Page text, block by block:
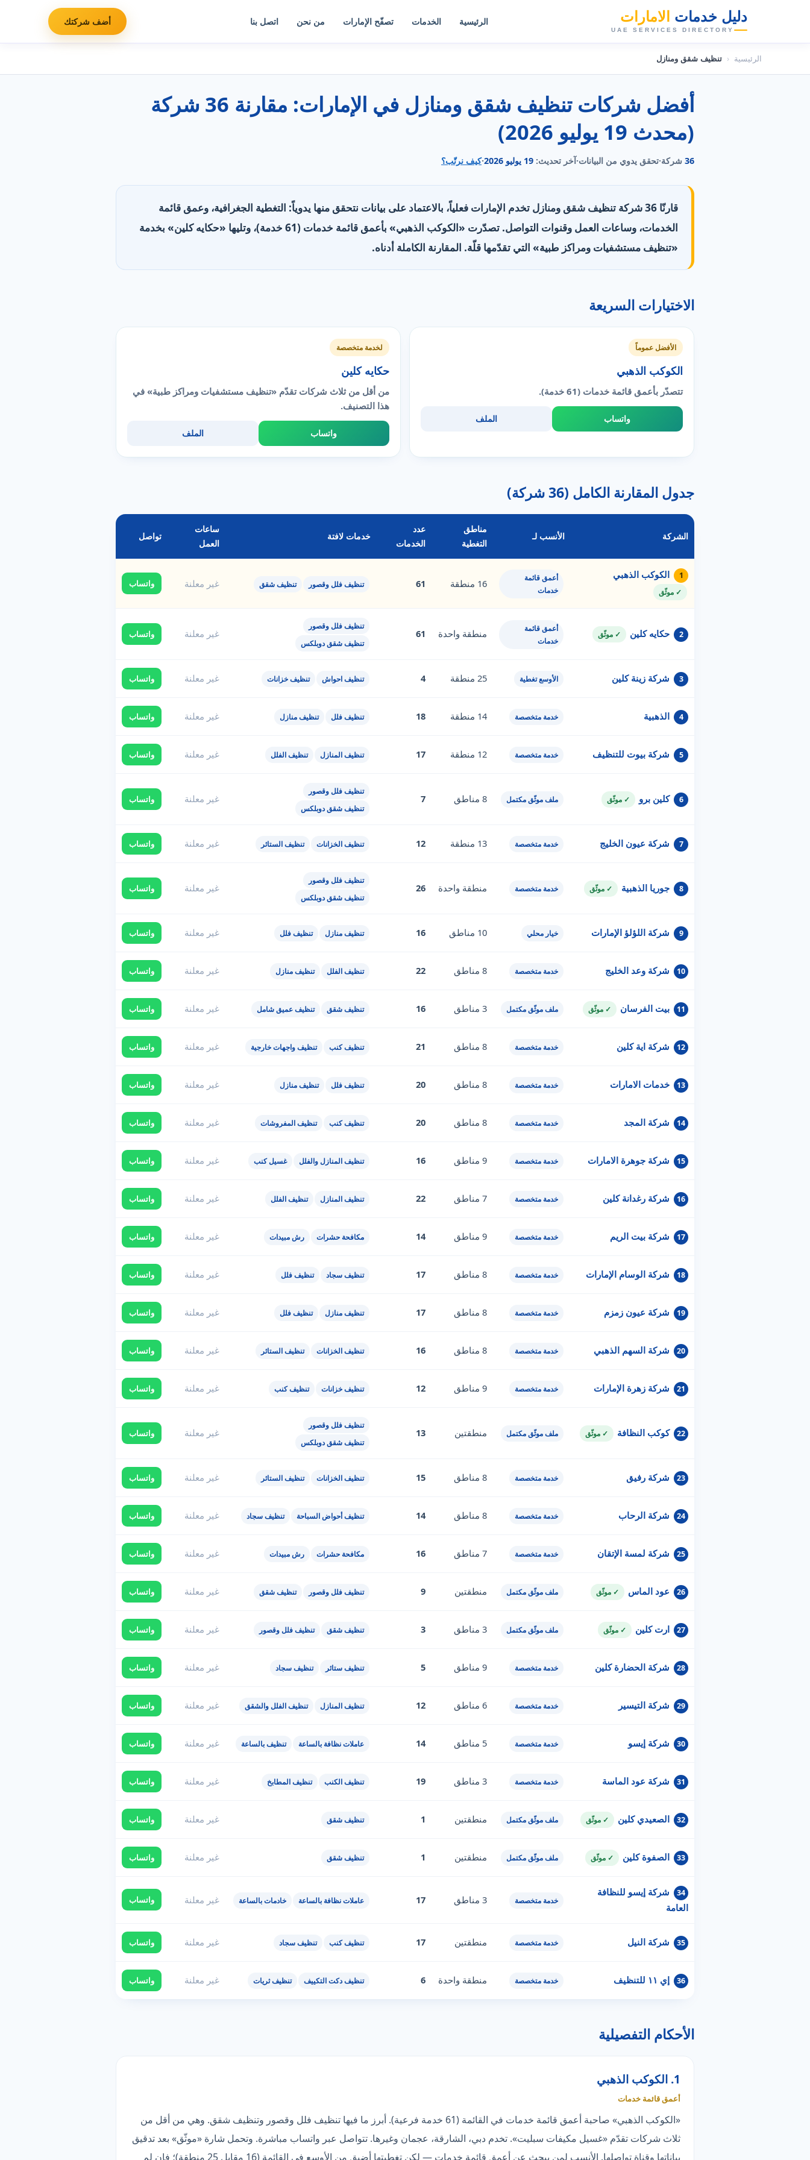
دليل خدمات الامارات
UAE SERVICES DIRECTORY
الرئيسية الخدمات تصفّح الإمارات من نحن اتصل بنا أضف شركتك
الرئيسية ‹ تنظيف شقق ومنازل
أفضل شركات تنظيف شقق ومنازل في الإمارات: مقارنة 36 شركة
(محدث 19 يوليو 2026)
36 شركة·تحقق يدوي من البيانات·آخر تحديث: 19 يوليو 2026 ·كيف نرتّب؟
قارنّا 36 شركة تنظيف شقق ومنازل تخدم الإمارات فعلياً، بالاعتماد على بيانات نتحقق منها يدوياً: التغطية الجغرافية، وعمق قائمة
الخدمات، وساعات العمل وقنوات التواصل. تصدّرت «الكوكب الذهبي» بأعمق قائمة خدمات (61 خدمة)، وتليها «حكايه كلين» بخدمة
«تنظيف مستشفيات ومراكز طبية» التي تقدّمها قلّة. المقارنة الكاملة أدناه.
الاختيارات السريعة
الأفضل عموماً
الكوكب الذهبي
تتصدّر بأعمق قائمة خدمات (61 خدمة).
واتساب الملف
لخدمة متخصصة
حكايه كلين
من أقل من ثلاث شركات تقدّم «تنظيف مستشفيات ومراكز طبية» في
هذا التصنيف.
واتساب الملف
جدول المقارنة الكامل (36 شركة)
الشركة الأنسب لـ
مناطق
التغطية
عدد
الخدمات
خدمات لافتة
ساعات
العمل
تواصل
1 الكوكب الذهبي
✓ موثّق
أعمق قائمة
خدمات
16 منطقة 61 تنظيف فلل وقصور تنظيف شقق غير معلنة واتساب
2 حكايه كلين ✓ موثّق
أعمق قائمة
خدمات
منطقة واحدة 61
تنظيف فلل وقصور
تنظيف شقق دوبلكس
غير معلنة واتساب
3 شركة زينة كلين الأوسع تغطية 25 منطقة 4 تنظيف احواش تنظيف خزانات غير معلنة واتساب
4 الذهبية خدمة متخصصة 14 منطقة 18 تنظيف فلل تنظيف منازل غير معلنة واتساب
5 شركة بيوت للتنظيف خدمة متخصصة 12 منطقة 17 تنظيف المنازل تنظيف الفلل غير معلنة واتساب
6 كلين برو ✓ موثّق ملف موثّق مكتمل 8 مناطق 7
تنظيف فلل وقصور
تنظيف شقق دوبلكس
غير معلنة واتساب
7 شركة عيون الخليج خدمة متخصصة 13 منطقة 12 تنظيف الخزانات تنظيف الستائر غير معلنة واتساب
8 جوريا الذهبية ✓ موثّق خدمة متخصصة منطقة واحدة 26
تنظيف فلل وقصور
تنظيف شقق دوبلكس
غير معلنة واتساب
9 شركة اللؤلؤ الإمارات خيار محلي 10 مناطق 16 تنظيف منازل تنظيف فلل غير معلنة واتساب
10 شركة وعد الخليج خدمة متخصصة 8 مناطق 22 تنظيف الفلل تنظيف منازل غير معلنة واتساب
11 بيت الفرسان ✓ موثّق ملف موثّق مكتمل 3 مناطق 16 تنظيف شقق تنظيف عميق شامل غير معلنة واتساب
12 شركة اية كلين خدمة متخصصة 8 مناطق 21 تنظيف كنب تنظيف واجهات خارجية غير معلنة واتساب
13 خدمات الامارات خدمة متخصصة 8 مناطق 20 تنظيف فلل تنظيف منازل غير معلنة واتساب
14 شركة المجد خدمة متخصصة 8 مناطق 20 تنظيف كنب تنظيف المفروشات غير معلنة واتساب
15 شركة جوهرة الامارات خدمة متخصصة 9 مناطق 16 تنظيف المنازل والفلل غسيل كنب غير معلنة واتساب
16 شركة رغدانة كلين خدمة متخصصة 7 مناطق 22 تنظيف المنازل تنظيف الفلل غير معلنة واتساب
17 شركة بيت الريم خدمة متخصصة 9 مناطق 14 مكافحة حشرات رش مبيدات غير معلنة واتساب
18 شركة الوسام الإمارات خدمة متخصصة 8 مناطق 17 تنظيف سجاد تنظيف فلل غير معلنة واتساب
19 شركة عيون زمزم خدمة متخصصة 8 مناطق 17 تنظيف منازل تنظيف فلل غير معلنة واتساب
20 شركة السهم الذهبي خدمة متخصصة 8 مناطق 16 تنظيف الخزانات تنظيف الستائر غير معلنة واتساب
21 شركة زهرة الإمارات خدمة متخصصة 9 مناطق 12 تنظيف خزانات تنظيف كنب غير معلنة واتساب
22 كوكب النظافة ✓ موثّق ملف موثّق مكتمل منطقتين 13
تنظيف فلل وقصور
تنظيف شقق دوبلكس
غير معلنة واتساب
23 شركة رفيق خدمة متخصصة 8 مناطق 15 تنظيف الخزانات تنظيف الستائر غير معلنة واتساب
24 شركة الرحاب خدمة متخصصة 8 مناطق 14 تنظيف أحواض السباحة تنظيف سجاد غير معلنة واتساب
25 شركة لمسة الإتقان خدمة متخصصة 7 مناطق 16 مكافحة حشرات رش مبيدات غير معلنة واتساب
26 عود الماس ✓ موثّق ملف موثّق مكتمل منطقتين 9 تنظيف فلل وقصور تنظيف شقق غير معلنة واتساب
27 ارت كلين ✓ موثّق ملف موثّق مكتمل 3 مناطق 3 تنظيف شقق تنظيف فلل وقصور غير معلنة واتساب
28 شركة الحضارة كلين خدمة متخصصة 9 مناطق 5 تنظيف ستائر تنظيف سجاد غير معلنة واتساب
29 شركة التيسير خدمة متخصصة 6 مناطق 12 تنظيف المنازل تنظيف الفلل والشقق غير معلنة واتساب
30 شركة إيسو خدمة متخصصة 5 مناطق 14 عاملات نظافة بالساعة تنظيف بالساعة غير معلنة واتساب
31 شركة عود الماسة خدمة متخصصة 3 مناطق 19 تنظيف الكنب تنظيف المطابخ غير معلنة واتساب
32 الصعيدي كلين ✓ موثّق ملف موثّق مكتمل منطقتين 1 تنظيف شقق غير معلنة واتساب
33 الصفوة كلين ✓ موثّق ملف موثّق مكتمل منطقتين 1 تنظيف شقق غير معلنة واتساب
34
شركة إيسو للنظافة
العامة
خدمة متخصصة 3 مناطق 17 عاملات نظافة بالساعة خادمات بالساعة غير معلنة واتساب
35 شركة النيل خدمة متخصصة منطقتين 17 تنظيف كنب تنظيف سجاد غير معلنة واتساب
36 إي ١١ للتنظيف خدمة متخصصة منطقة واحدة 6 تنظيف دكت التكييف تنظيف ثريات غير معلنة واتساب
الأحكام التفصيلية
1. الكوكب الذهبي
أعمق قائمة خدمات
«الكوكب الذهبي» صاحبة أعمق قائمة خدمات في القائمة (61 خدمة فرعية). أبرز ما فيها تنظيف فلل وقصور وتنظيف شقق. وهي من أقل من
ثلاث شركات تقدّم «غسيل مكيفات سبليت». تخدم دبي، الشارقة، عجمان وغيرها. تتواصل عبر واتساب مباشرة. وتحمل شارة «موثّق» بعد تدقيق
بياناتها وقناة تواصلها. الأنسب لمن يبحث عن أعمق قائمة خدمات — لكن تغطيتها أضيق من الأوسع في القائمة (16 مقابل 25 منطقة)؛ فإن لم